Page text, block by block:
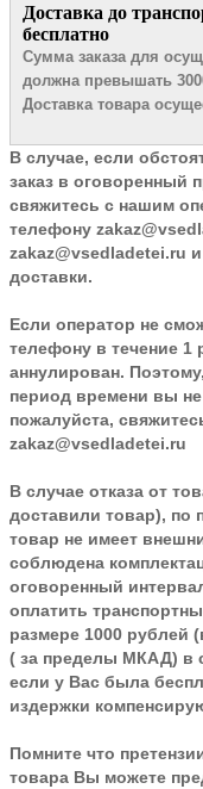
​Доставка до
бесплатно
Сумма заказа для
должна превышать
Доставка товара
В случае, если
заказ в оговоренный
свяжитесь с нашим
телефону
zakaz@vsedladetei.ru
доставки.
Если оператор не
телефону в течение 1
аннулирован.
период времени вы
пожалуйста,
zakaz@vsedladetei.ru
В случае отказа от
доставили товар), по
товар не имеет
соблюдена
оговоренный
оплатить
размере 1000 рублей
( за пределы МКАД) в
если у Вас была
издержки
Помните что
товара Вы можете